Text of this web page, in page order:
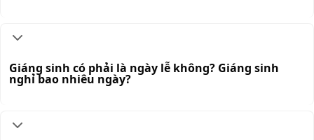
Giáng sinh có phải là ngày lễ không? Giáng sinh
nghỉ bao nhiêu ngày?